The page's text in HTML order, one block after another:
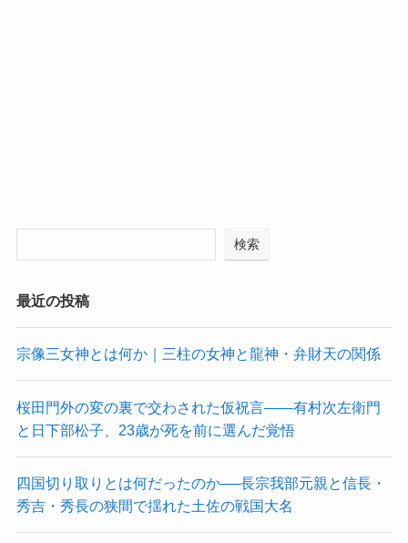
検索
最近の投稿
宗像三女神とは何か｜三柱の女神と龍神・弁財天の関係
桜田門外の変の裏で交わされた仮祝言——有村次左衛門
と日下部松子、23歳が死を前に選んだ覚悟
四国切り取りとは何だったのか──長宗我部元親と信長・
秀吉・秀長の狭間で揺れた土佐の戦国大名